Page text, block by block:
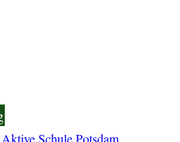
Aktive Schule Potsdam